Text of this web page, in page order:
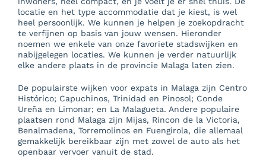
locatie en het type accommodatie dat je kiest, is wel
heel persoonlijk. We kunnen je helpen je zoekopdracht
te verfijnen op basis van jouw wensen. Hieronder
noemen we enkele van onze favoriete stadswijken en
nabijgelegen locaties. We kunnen je verder natuurlijk
elke andere plaats in de provincie Malaga laten zien.
De populairste wijken voor expats in Malaga zijn Centro
Histórico; Capuchinos, Trinidad en Pinosol; Conde
Ureña en Limonar; en La Malagueta. Andere populaire
plaatsen rond Malaga zijn Mijas, Rincon de la Victoria,
Benalmadena, Torremolinos en Fuengirola, die allemaal
gemakkelijk bereikbaar zijn met zowel de auto als het
openbaar vervoer vanuit de stad.